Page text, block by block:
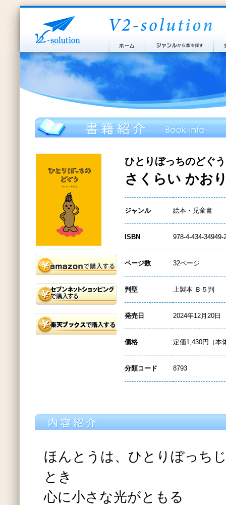
ひとりぼっちのどぐう
さくらい かお
ジャンル 絵本・児童書
ISBN 978-4-434-34949-
ページ数 32ページ
判型 上製本 Ｂ５判
発売日 2024年12月20日
価格 定価1,430円（本
分類コード 8793
ほんとうは、ひとりぼっち
とき
心に小さな光がともる